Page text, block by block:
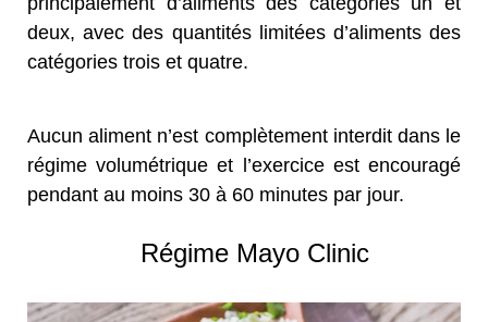
deux, avec des quantités limitées d’aliments des
catégories trois et quatre.
Aucun aliment n’est complètement interdit dans le
régime volumétrique et l’exercice est encouragé
pendant au moins 30 à 60 minutes par jour.
Régime Mayo Clinic